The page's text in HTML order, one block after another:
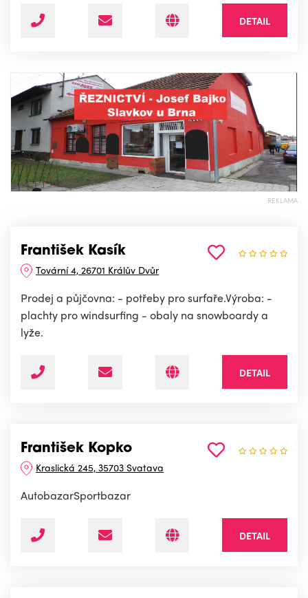
DETAIL
REKLAMA
František Kasík
Tovární 4, 26701 Králův Dvůr
Prodej a půjčovna: - potřeby pro surfaře.Výroba: -
plachty pro windsurfing - obaly na snowboardy a
lyže.
DETAIL
František Kopko
Kraslická 245, 35703 Svatava
AutobazarSportbazar
DETAIL